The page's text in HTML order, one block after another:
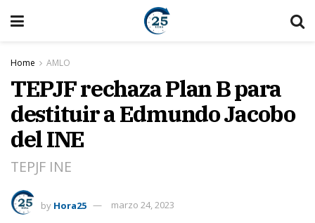
Home AMLO
TEPJF rechaza Plan B para
destituir a Edmundo Jacobo
del INE
TEPJF INE
by Hora25 marzo 24, 2023